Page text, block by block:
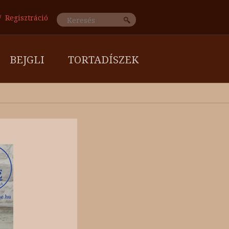
Regisztráció
BEJGLI TORTADÍSZEK